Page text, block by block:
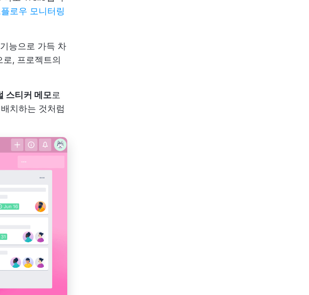
로우 모니터링
능으로 가득 차
, 프로젝트의
스티커 메모로
치하는 것처럼